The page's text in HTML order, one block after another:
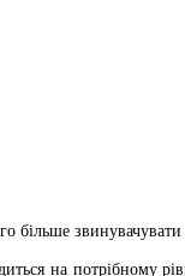
більше
на потрібному